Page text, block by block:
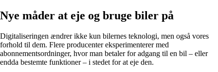
Nye måder at eje og bruge biler på
Digitaliseringen ændrer ikke kun bilernes teknologi, men også vores
forhold til dem. Flere producenter eksperimenterer med
abonnementsordninger, hvor man betaler for adgang til en bil – eller
endda bestemte funktioner – i stedet for at eje den.